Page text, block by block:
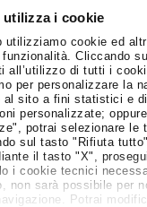
i cookie
utilizziamo cookie ed
Cliccando
all’utilizzo di tutti i
per personalizzare la
al sito a fini statistici e
personalizzate;
potrai selezionare le
sul tasto "Rifiuta
il tasto "X",
i cookie tecnici
non sarà possibile per
Potrai
80
130
530
140